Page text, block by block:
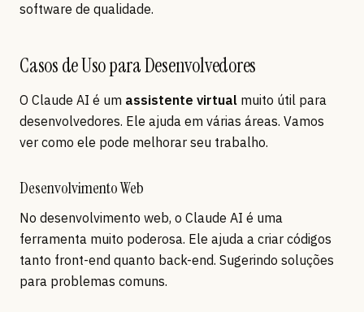
software de qualidade.
Casos de Uso para Desenvolvedores
O Claude AI é um assistente virtual muito útil para
desenvolvedores. Ele ajuda em várias áreas. Vamos
ver como ele pode melhorar seu trabalho.
Desenvolvimento Web
No desenvolvimento web, o Claude AI é uma
ferramenta muito poderosa. Ele ajuda a criar códigos
tanto front-end quanto back-end. Sugerindo soluções
para problemas comuns.